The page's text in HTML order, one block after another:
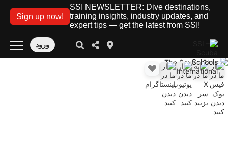
SSI NEWSLETTER: Dive destinations,
training insights, industry updates, and
expert tips — get the latest from SSI!
Sign up now!
ورود